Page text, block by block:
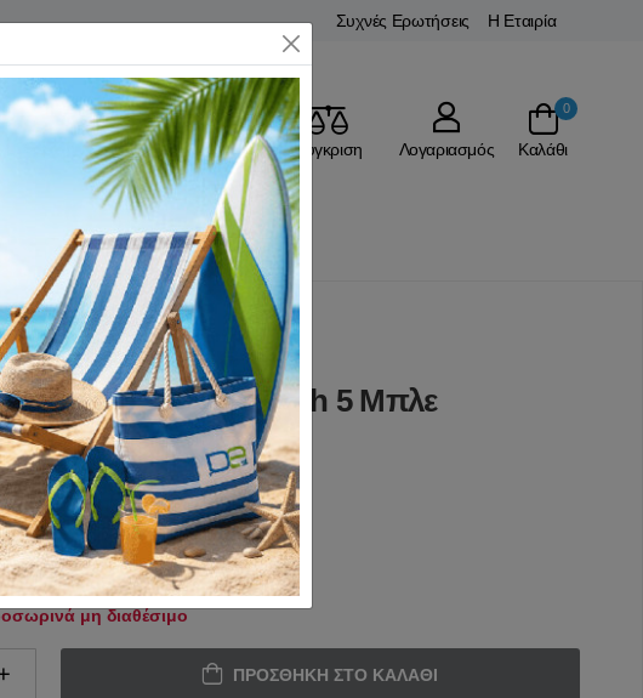
Συχνές Ερωτήσεις Η Εταιρία
Αγαπημένα Σύγκριση Λογαριασμός
0
Καλάθι
Καρέκλες Παραλίας
Campo Beach 5 Μπλε
(0 Αξιολογήσεις)
6005080
μη διαθέσιμο
ΠΡΟΣΘΉΚΗ ΣΤΟ ΚΑΛΆΘΙ
Close